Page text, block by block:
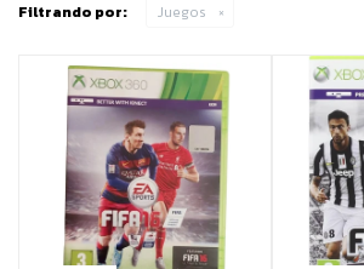
Filtrando por: Juegos
Consolas recertificadas
Juegos
Accesorios